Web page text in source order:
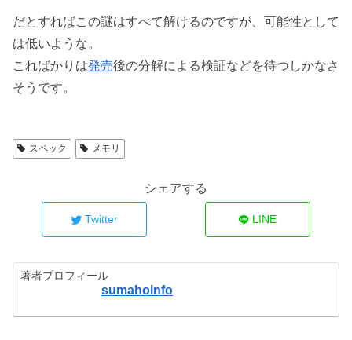
だとすればこの謎はすべて解けるのですが、可能性として
は低いような。
こればかりは発売後の分解による検証などを待つしかなさ
そうです。
スペック メモリ
シェアする
Twitter LINE
著者プロフィール
sumahoinfo